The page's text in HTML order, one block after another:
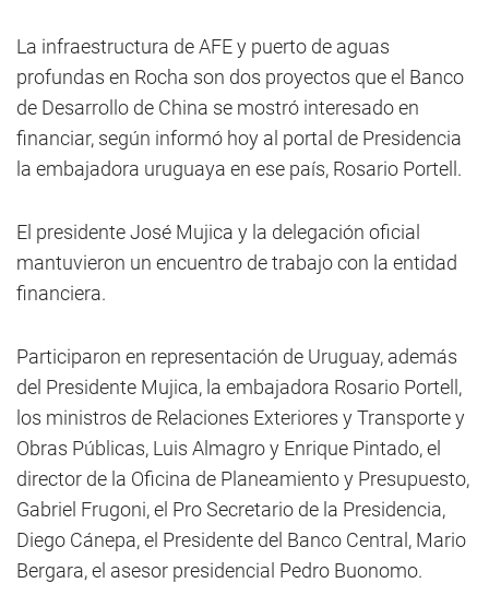
La infraestructura de AFE y puerto de aguas
profundas en Rocha son dos proyectos que el Banco
de Desarrollo de China se mostró interesado en
financiar, según informó hoy al portal de Presidencia
la embajadora uruguaya en ese país, Rosario Portell.
El presidente José Mujica y la delegación oficial
mantuvieron un encuentro de trabajo con la entidad
financiera.
Participaron en representación de Uruguay, además
del Presidente Mujica, la embajadora Rosario Portell,
los ministros de Relaciones Exteriores y Transporte y
Obras Públicas, Luis Almagro y Enrique Pintado, el
director de la Oficina de Planeamiento y Presupuesto,
Gabriel Frugoni, el Pro Secretario de la Presidencia,
Diego Cánepa, el Presidente del Banco Central, Mario
Bergara, el asesor presidencial Pedro Buonomo.